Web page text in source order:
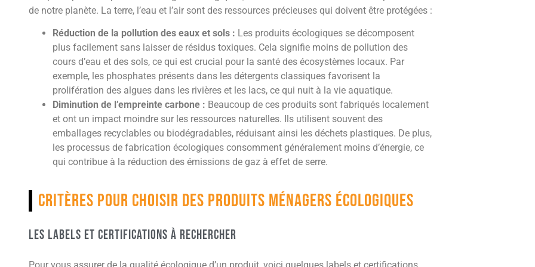
de notre planète. La terre, l’eau et l’air sont des ressources précieuses qui doivent être protégées :
Réduction de la pollution des eaux et sols : Les produits écologiques se décomposent
plus facilement sans laisser de résidus toxiques. Cela signifie moins de pollution des
cours d’eau et des sols, ce qui est crucial pour la santé des écosystèmes locaux. Par
exemple, les phosphates présents dans les détergents classiques favorisent la
prolifération des algues dans les rivières et les lacs, ce qui nuit à la vie aquatique.
Diminution de l’empreinte carbone : Beaucoup de ces produits sont fabriqués localement
et ont un impact moindre sur les ressources naturelles. Ils utilisent souvent des
emballages recyclables ou biodégradables, réduisant ainsi les déchets plastiques. De plus,
les processus de fabrication écologiques consomment généralement moins d’énergie, ce
qui contribue à la réduction des émissions de gaz à effet de serre.
Critères pour choisir des produits ménagers écologiques
Les labels et certifications à rechercher